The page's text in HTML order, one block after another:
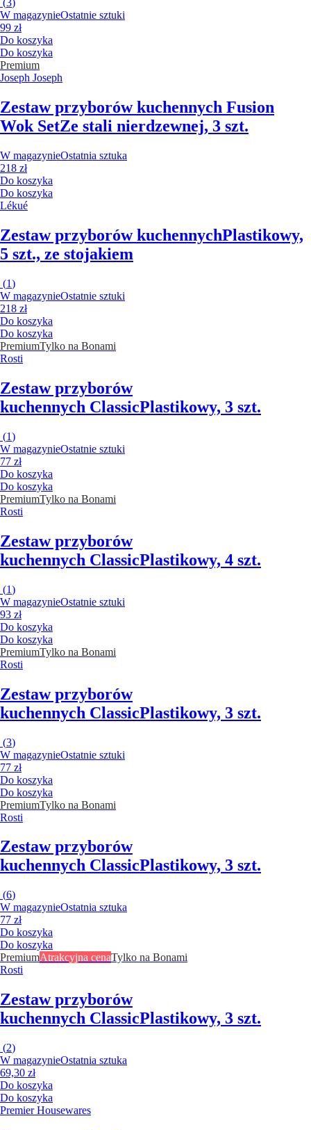
(3)
W magazynieOstatnie sztuki
99 zł
Do koszyka
Do koszyka
Premium
Joseph Joseph
Zestaw przyborów kuchennych Fusion
Wok SetZe stali nierdzewnej, 3 szt.
W magazynieOstatnia sztuka
218 zł
Do koszyka
Do koszyka
Lékué
Zestaw przyborów kuchennychPlastikowy,
5 szt., ze stojakiem
(1)
W magazynieOstatnie sztuki
218 zł
Do koszyka
Do koszyka
PremiumTylko na Bonami
Rosti
Zestaw przyborów
kuchennych ClassicPlastikowy, 3 szt.
(1)
W magazynieOstatnie sztuki
77 zł
Do koszyka
Do koszyka
PremiumTylko na Bonami
Rosti
Zestaw przyborów
kuchennych ClassicPlastikowy, 4 szt.
(1)
W magazynieOstatnie sztuki
93 zł
Do koszyka
Do koszyka
PremiumTylko na Bonami
Rosti
Zestaw przyborów
kuchennych ClassicPlastikowy, 3 szt.
(3)
W magazynieOstatnie sztuki
77 zł
Do koszyka
Do koszyka
PremiumTylko na Bonami
Rosti
Zestaw przyborów
kuchennych ClassicPlastikowy, 3 szt.
(6)
W magazynieOstatnia sztuka
77 zł
Do koszyka
Do koszyka
PremiumAtrakcyjna cenaTylko na Bonami
Rosti
Zestaw przyborów
kuchennych ClassicPlastikowy, 3 szt.
(2)
W magazynieOstatnia sztuka
69,30 zł
Do koszyka
Do koszyka
Premier Housewares